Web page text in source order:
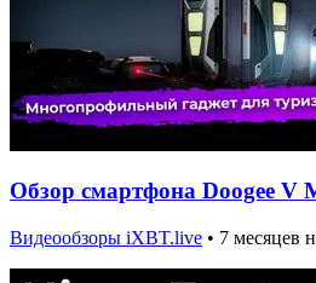
Обзор смартфона Doogee V
Видеообзоры iXBT.live • 7 месяцев